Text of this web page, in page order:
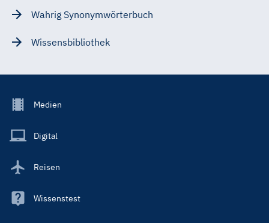
Wahrig Synonymwörterbuch
Wissensbibliothek
Footer
Main
Medien
Digital
Reisen
Wissenstest